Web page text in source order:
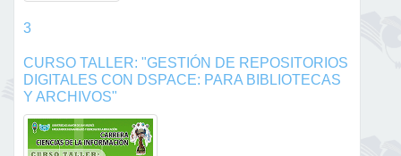
3
CURSO TALLER: "GESTIÓN DE REPOSITORIOS
DIGITALES CON DSPACE: PARA BIBLIOTECAS
Y ARCHIVOS"